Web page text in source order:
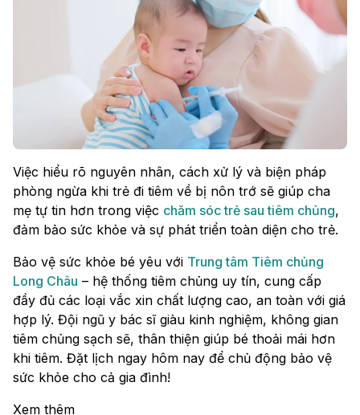
Việc hiểu rõ nguyên nhân, cách xử lý và biện pháp
phòng ngừa khi trẻ đi tiêm về bị nôn trớ sẽ giúp cha
mẹ tự tin hơn trong việc chăm sóc trẻ sau tiêm chủng,
đảm bảo sức khỏe và sự phát triển toàn diện cho trẻ.
Bảo vệ sức khỏe bé yêu với Trung tâm Tiêm chủng
Long Châu – hệ thống tiêm chủng uy tín, cung cấp
đầy đủ các loại vắc xin chất lượng cao, an toàn với giá
hợp lý. Đội ngũ y bác sĩ giàu kinh nghiệm, không gian
tiêm chủng sạch sẽ, thân thiện giúp bé thoải mái hơn
khi tiêm. Đặt lịch ngay hôm nay để chủ động bảo vệ
sức khỏe cho cả gia đình!
Xem thêm